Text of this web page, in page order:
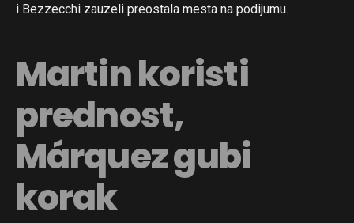
i Bezzecchi zauzeli preostala mesta na podijumu.
Martin koristi
prednost,
Márquez gubi
korak